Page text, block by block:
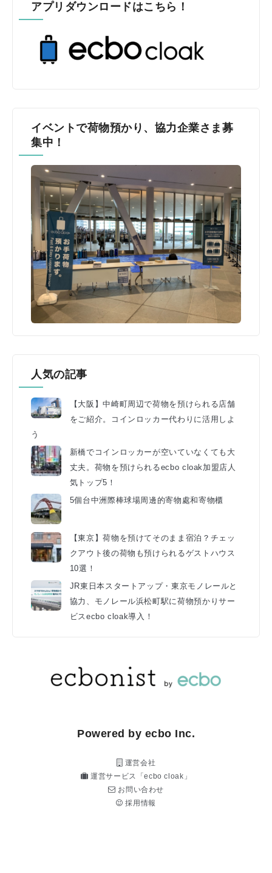
アプリダウンロードはこちら！
イベントで荷物預かり、協力企業さま募
集中！
人気の記事
【大阪】中崎町周辺で荷物を預けられる店舗
をご紹介。コインロッカー代わりに活用しよ
う
新橋でコインロッカーが空いていなくても大
丈夫。荷物を預けられるecbo cloak加盟店人
気トップ5！
5個台中洲際棒球場周邊的寄物處和寄物櫃
【東京】荷物を預けてそのまま宿泊？チェッ
クアウト後の荷物も預けられるゲストハウス
10選！
JR東日本スタートアップ・東京モノレールと
協力、モノレール浜松町駅に荷物預かりサー
ビスecbo cloak導入！
Powered by ecbo Inc.
運営会社
運営サービス「ecbo cloak」
お問い合わせ
採用情報